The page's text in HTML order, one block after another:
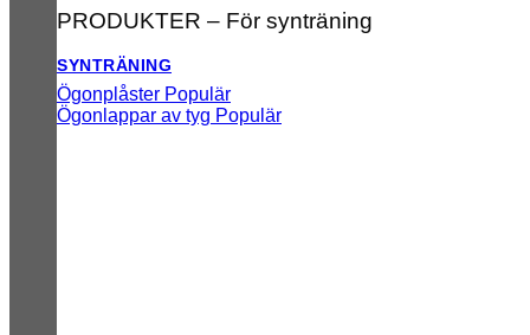
PRODUKTER – För synträning
SYNTRÄNING
Ögonplåster
Ögonlappar av tyg